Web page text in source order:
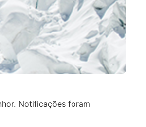
Notificações foram